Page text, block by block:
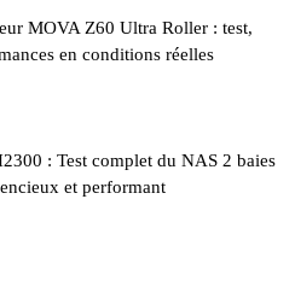
MOVA Z60 Ultra Roller : test,
en conditions réelles
: Test complet du NAS 2 baies
et performant